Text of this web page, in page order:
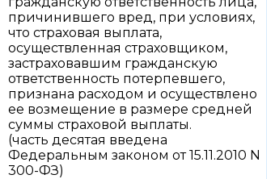
причинившего вред, при условиях,
что страховая выплата,
осуществленная страховщиком,
застраховавшим гражданскую
ответственность потерпевшего,
признана расходом и осуществлено
ее возмещение в размере средней
суммы страховой выплаты.
(часть десятая введена
Федеральным законом от 15.11.2010 N
300-ФЗ)